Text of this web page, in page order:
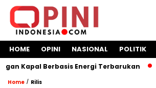
HOME OPINI NASIONAL POLITIK
Kapal Berbasis Energi Terbarukan
Home / Rilis